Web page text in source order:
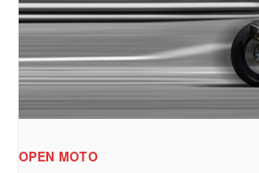
OPEN MOTO